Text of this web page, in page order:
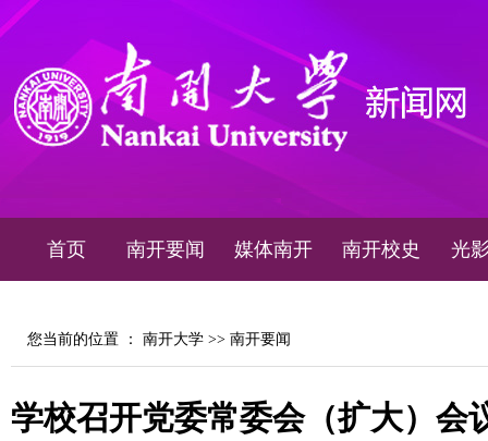
首页 南开要闻 媒体南开 南开校史 光
您当前的位置 ： 南开大学 >> 南开要闻
学校召开党委常委会（扩大）会